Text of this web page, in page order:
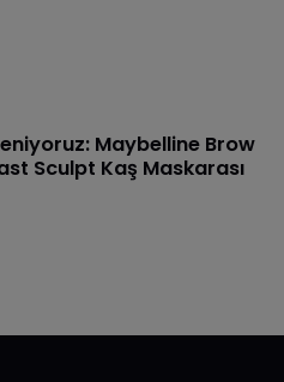
Maybelline Brow
Sculpt Kaş Maskarası